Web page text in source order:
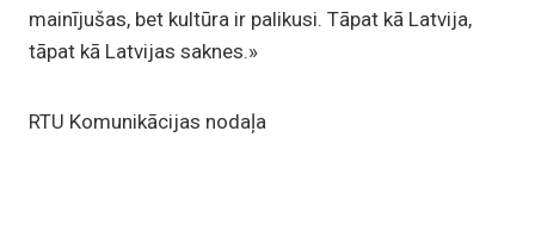
mainījušas, bet kultūra ir palikusi. Tāpat kā Latvija,
tāpat kā Latvijas saknes.»
RTU Komunikācijas nodaļa